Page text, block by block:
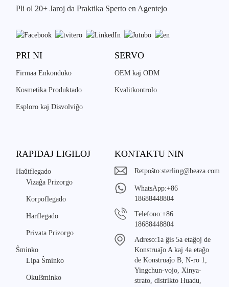
Pli ol 20+ Jaroj da Praktika Sperto en Agentejo
PRI NI
Firmaa Enkonduko
Kosmetika Produktado
Esploro kaj Disvolviĝo
SERVO
OEM kaj ODM
Kvalitkontrolo
RAPIDAJ LIGILOJ
Haŭtflegado
Vizaĝa Prizorgo
Korpoflegado
Harflegado
Privata Prizorgo
Ŝminko
Lipa Ŝminko
Okulŝminko
KONTAKTU NIN
Retpoŝto:sterling@beaza.com
WhatsApp:+86
18688448804
Telefono:+86
18688448804
Adreso:1a ĝis 5a etaĝoj de
Konstruaĵo A kaj 4a etaĝo
de Konstruaĵo B, N-ro 1,
Yingchun-vojo, Xinya-
strato, distrikto Huadu,